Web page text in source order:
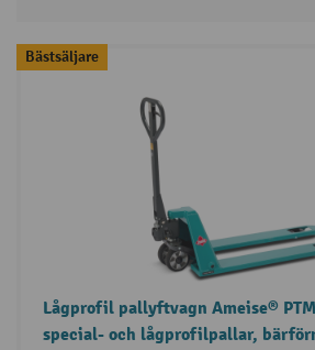
Bästsäljare
Lågprofil pallyftvagn Ameise®
special- och lågprofilpallar,